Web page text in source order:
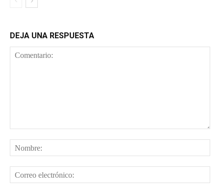
DEJA UNA RESPUESTA